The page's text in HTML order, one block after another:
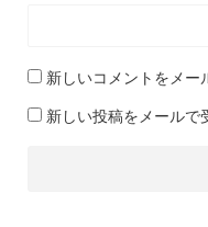
新しいコメントをメー
新しい投稿をメールで